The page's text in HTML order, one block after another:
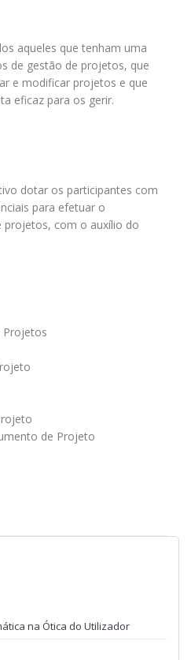
aqueles que tenham uma
de gestão de projetos, que
e modificar projetos e que
eficaz para os gerir.
dotar os participantes com
para efetuar o
com o auxílio do
Projetos
de Projeto
na Ótica do Utilizador